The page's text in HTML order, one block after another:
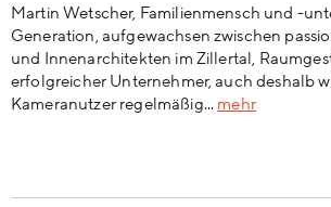
Martin Wetscher, Familienmensch und -
Generation, aufgewachsen zwischen
und Innenarchitekten im Zillertal,
erfolgreicher Unternehmer, auch deshalb
Kameranutzer regelmäßig... mehr